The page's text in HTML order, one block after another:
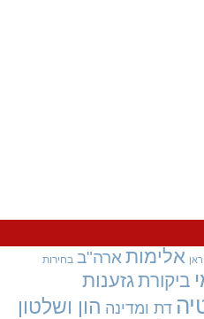
אלימות ארה"ב בחירות
ביקורתגזענות
דת ומדינה הון ושלטון